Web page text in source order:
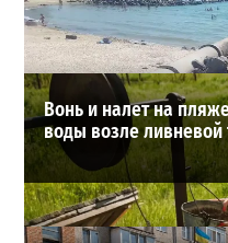
08-08-2026 в 09:29
ВИБОР РЕДАКЦИИ
Вонь и налет на
воды возле